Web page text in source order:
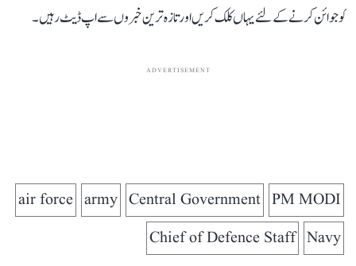
کو جوائن کرنے کے لئے یہاں کلک کریں اور تازہ ترین خبروں سے اپ ڈیٹ رہیں۔
ADVERTISEMENT
PM MODI
Central Government
army
air force
Navy
Chief of Defence Staff